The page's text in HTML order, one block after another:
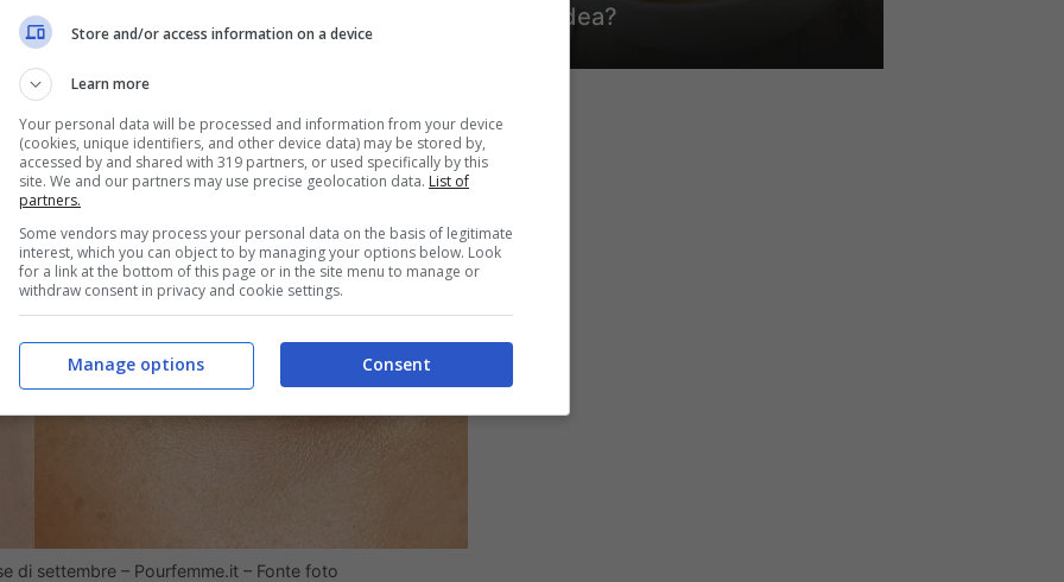
di settembre – Pourfemme.it – Fonte foto
idea?
Store and/or access information on a device
Learn more
Your personal data will be processed and information from your device
(cookies, unique identifiers, and other device data) may be stored by,
accessed by and shared with 319 partners, or used specifically by this
site. We and our partners may use precise geolocation data. List of
partners.
Some vendors may process your personal data on the basis of legitimate
interest, which you can object to by managing your options below. Look
for a link at the bottom of this page or in the site menu to manage or
withdraw consent in privacy and cookie settings.
Consent
Manage options